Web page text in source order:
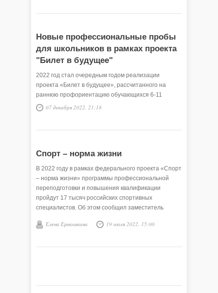
Новые профессиональные пробы
для школьников в рамках проекта
"Билет в будущее"
2022 год стал очередным годом реализации
проекта «Билет в будущее», рассчитанного на
раннюю профориентацию обучающихся 6-11
классов.07 декабря 2022, 21:18
Спорт – норма жизни
В 2022 году в рамках федерального проекта «Спорт
– норма жизни» программы профессиональной
переподготовки и повышения квалификации
пройдут 17 тысяч российских спортивных
специалистов. Об этом сообщил заместитель
Чернышенко.
Елена Ермошкина 19 июля 2022, 15:00